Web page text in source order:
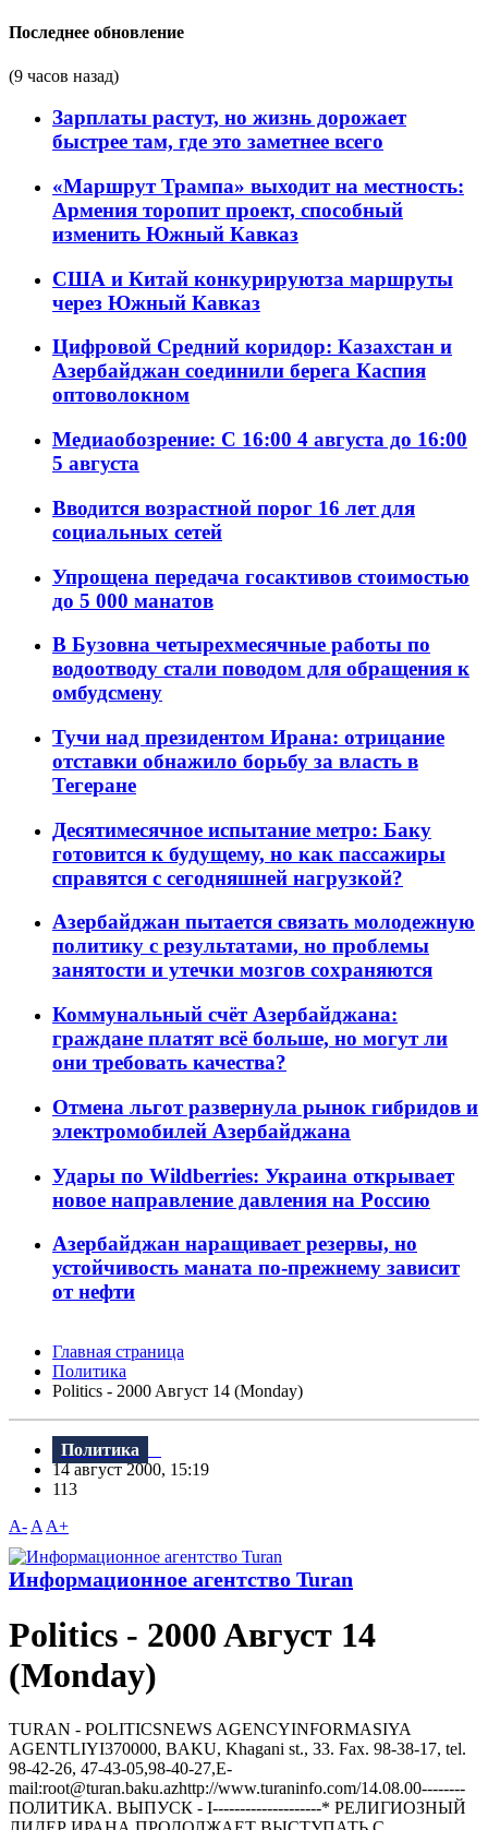
Последнее обновление
(9 часов назад)
Зарплаты растут, но жизнь дорожает
быстрее там, где это заметнее всего
«Маршрут Трампа» выходит на местность:
Армения торопит проект, способный
изменить Южный Кавказ
США и Китай конкурируютза маршруты
через Южный Кавказ
Цифровой Средний коридор: Казахстан и
Азербайджан соединили берега Каспия
оптоволокном
Медиаобозрение: С 16:00 4 августа до 16:00
5 августа
Вводится возрастной порог 16 лет для
социальных сетей
Упрощена передача госактивов стоимостью
до 5 000 манатов
В Бузовна четырехмесячные работы по
водоотводу стали поводом для обращения к
омбудсмену
Тучи над президентом Ирана: отрицание
отставки обнажило борьбу за власть в
Тегеране
Десятимесячное испытание метро: Баку
готовится к будущему, но как пассажиры
справятся с сегодняшней нагрузкой?
Азербайджан пытается связать молодежную
политику с результатами, но проблемы
занятости и утечки мозгов сохраняются
Коммунальный счёт Азербайджана:
граждане платят всё больше, но могут ли
они требовать качества?
Отмена льгот развернула рынок гибридов и
электромобилей Азербайджана
Удары по Wildberries: Украина открывает
новое направление давления на Россию
Азербайджан наращивает резервы, но
устойчивость маната по-прежнему зависит
от нефти
Главная страница
Политика
Politics - 2000 Aвгуст 14 (Monday)
Политика
14 август 2000, 15:19
113
A- A A+
Информационное агентство Turan
Politics - 2000 Aвгуст 14
(Monday)
TURAN - РOLITICSNEWS AGENCYINFORMASIYA
AGENTLIYI370000, BAKU, Khagani st., 33. Fax. 98-38-17, tel.
98-42-26, 47-43-05,98-40-27,E-
mail:root@turan.baku.azhttр://www.turaninfo.com/14.08.00--------
ПОЛИТИКА. ВЫПУСК - I--------------------* РЕЛИГИОЗHЫЙ